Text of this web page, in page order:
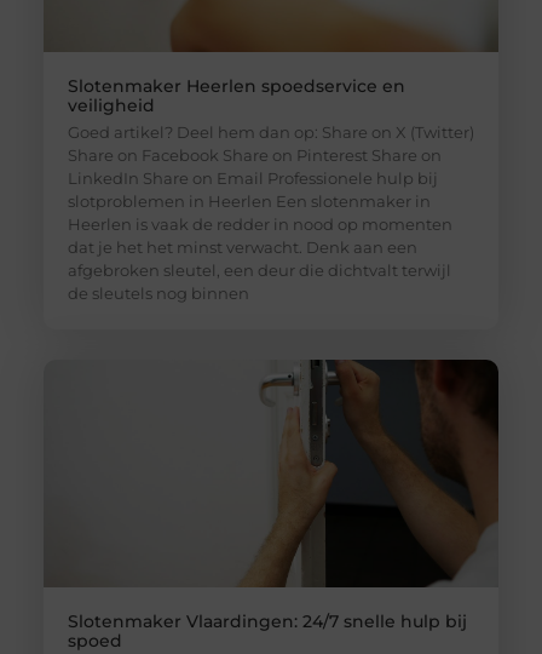
Slotenmaker Heerlen spoedservice en
veiligheid
Goed artikel? Deel hem dan op: Share on X (Twitter)
Share on Facebook Share on Pinterest Share on
LinkedIn Share on Email Professionele hulp bij
slotproblemen in Heerlen Een slotenmaker in
Heerlen is vaak de redder in nood op momenten
dat je het het minst verwacht. Denk aan een
afgebroken sleutel, een deur die dichtvalt terwijl
de sleutels nog binnen
Slotenmaker Vlaardingen: 24/7 snelle hulp bij
spoed